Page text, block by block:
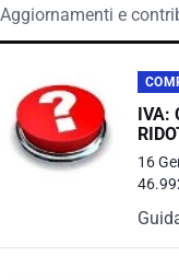
Aggiornamenti e
IVA:
16